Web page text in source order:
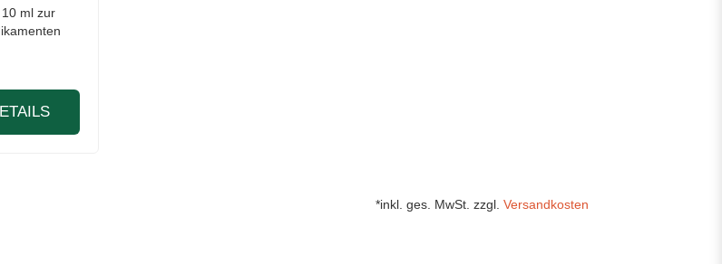
ml zur
*inkl. ges. MwSt. zzgl. Versandkosten